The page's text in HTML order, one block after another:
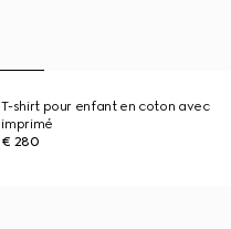
T-shirt pour enfant en coton avec
imprimé
€ 280